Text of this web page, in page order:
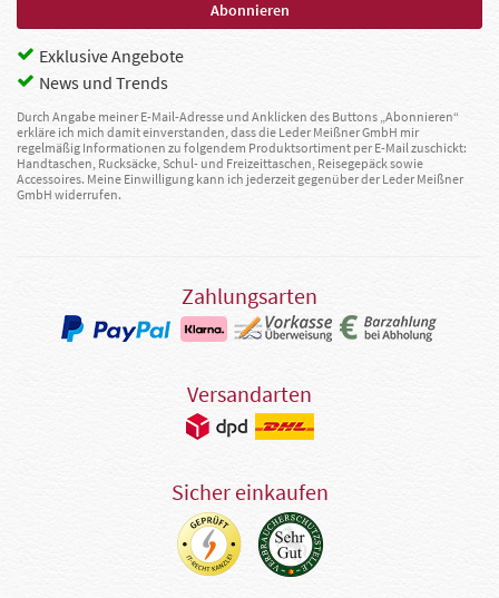
Exklusive Angebote
News und Trends
Durch Angabe meiner E-Mail-Adresse und Anklicken des Buttons „Abonnieren“
erkläre ich mich damit einverstanden, dass die Leder Meißner GmbH mir
regelmäßig Informationen zu folgendem Produktsortiment per E-Mail zuschickt:
Handtaschen, Rucksäcke, Schul- und Freizeittaschen, Reisegepäck sowie
Accessoires. Meine Einwilligung kann ich jederzeit gegenüber der Leder Meißner
GmbH widerrufen.
Zahlungsarten
Versandarten
Sicher einkaufen